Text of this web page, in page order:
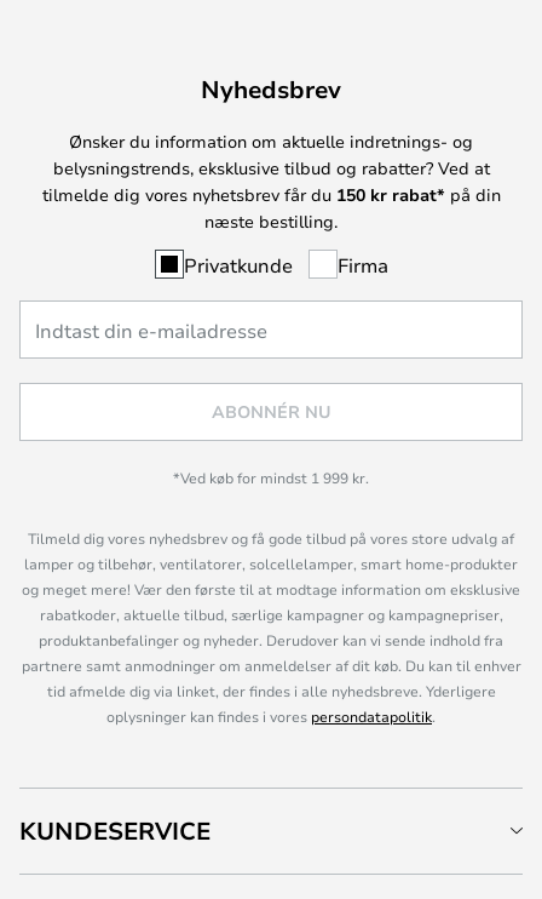
Nyhedsbrev
Ønsker du information om aktuelle indretnings- og
belysningstrends, eksklusive tilbud og rabatter? Ved at
tilmelde dig vores nyhetsbrev får du 150 kr rabat* på din
næste bestilling.
Privatkunde Firma
ABONNÉR NU
*Ved køb for mindst 1 999 kr.
Tilmeld dig vores nyhedsbrev og få gode tilbud på vores store udvalg af
lamper og tilbehør, ventilatorer, solcellelamper, smart home-produkter
og meget mere! Vær den første til at modtage information om eksklusive
rabatkoder, aktuelle tilbud, særlige kampagner og kampagnepriser,
produktanbefalinger og nyheder. Derudover kan vi sende indhold fra
partnere samt anmodninger om anmeldelser af dit køb. Du kan til enhver
tid afmelde dig via linket, der findes i alle nyhedsbreve. Yderligere
oplysninger kan findes i vores persondatapolitik.
KUNDESERVICE